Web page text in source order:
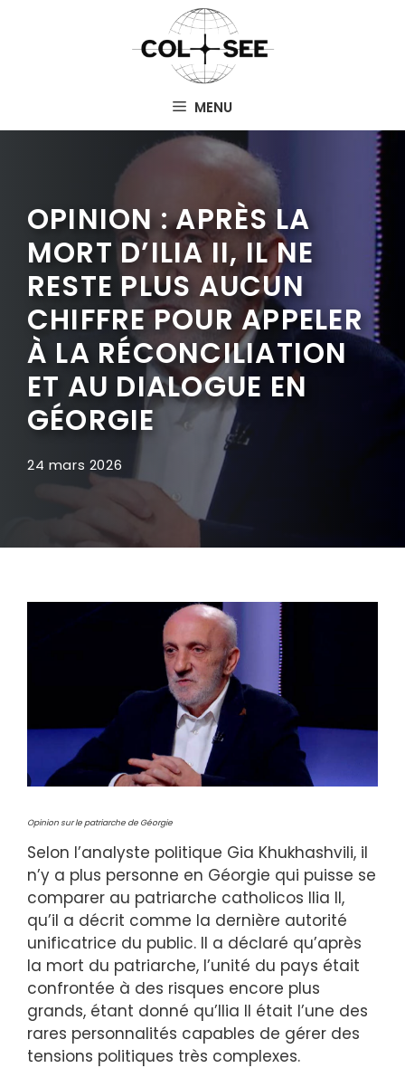
MENU
OPINION : APRÈS LA
MORT D’ILIA II, IL NE
RESTE PLUS AUCUN
CHIFFRE POUR APPELER
À LA RÉCONCILIATION
ET AU DIALOGUE EN
GÉORGIE
24 mars 2026
Opinion sur le patriarche de Géorgie
Selon l’analyste politique Gia Khukhashvili, il
n’y a plus personne en Géorgie qui puisse se
comparer au patriarche catholicos Ilia II,
qu’il a décrit comme la dernière autorité
unificatrice du public. Il a déclaré qu’après
la mort du patriarche, l’unité du pays était
confrontée à des risques encore plus
grands, étant donné qu’Ilia II était l’une des
rares personnalités capables de gérer des
tensions politiques très complexes.